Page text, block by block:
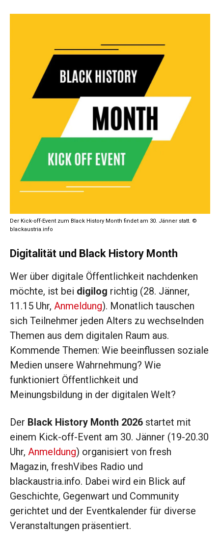
Der Kick-off-Event zum Black History Month findet am 30. Jänner statt. ©
blackaustria.info
Digitalität und Black History Month
Wer über digitale Öffentlichkeit nachdenken
möchte, ist bei digilog richtig (28. Jänner,
11.15 Uhr, Anmeldung). Monatlich tauschen
sich Teilnehmer jeden Alters zu wechselnden
Themen aus dem digitalen Raum aus.
Kommende Themen: Wie beeinflussen soziale
Medien unsere Wahrnehmung? Wie
funktioniert Öffentlichkeit und
Meinungsbildung in der digitalen Welt?
Der Black History Month 2026 startet mit
einem Kick-off-Event am 30. Jänner (19-20.30
Uhr, Anmeldung) organisiert von fresh
Magazin, freshVibes Radio und
blackaustria.info. Dabei wird ein Blick auf
Geschichte, Gegenwart und Community
gerichtet und der Eventkalender für diverse
Veranstaltungen präsentiert.